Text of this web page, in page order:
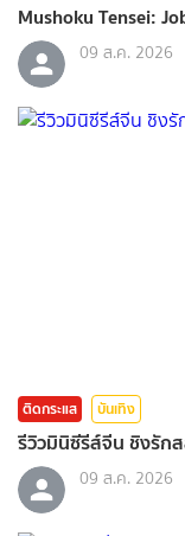
Mushoku Tensei:
09 ส.ค. 2026
ติดกระแส บันเทิง
รีวิวมินิซีรีส์จีน ชิงรัก
09 ส.ค. 2026